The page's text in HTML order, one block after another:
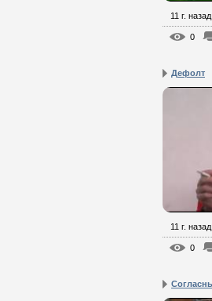
11 г. назад
0
Дефолт
11 г. назад
0